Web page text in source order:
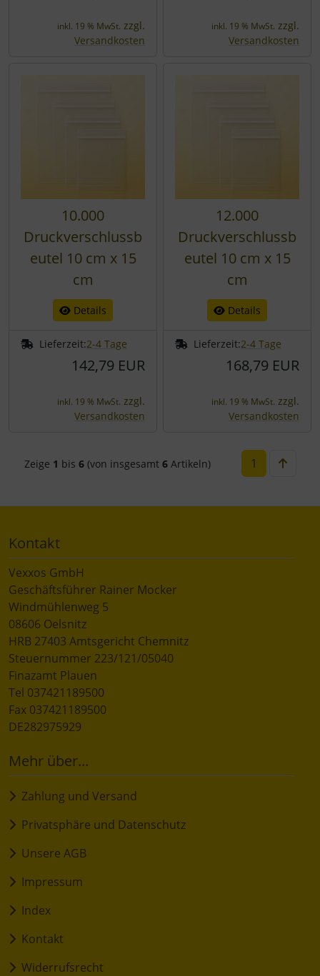
inkl. 19 % MwSt. zzgl.
Versandkosten
inkl. 19 % MwSt. zzgl.
Versandkosten
10.000
Druckverschlussb
eutel 10 cm x 15
cm
Details
Lieferzeit:2-4 Tage
142,79 EUR
inkl. 19 % MwSt. zzgl.
Versandkosten
12.000
Druckverschlussb
eutel 10 cm x 15
cm
Details
Lieferzeit:2-4 Tage
168,79 EUR
inkl. 19 % MwSt. zzgl.
Versandkosten
Zeige 1 bis 6(von insgesamt 6Artikeln) 1
Kontakt
Vexxos GmbH
Geschäftsführer Rainer Mocker
Windmühlenweg 5
08606 Oelsnitz
HRB 27403 Amtsgericht Chemnitz
Steuernummer 223/121/05040
Finazamt Plauen
Tel 037421189500
Fax 037421189500
DE282975929
Mehr über...
Zahlung und Versand
Privatsphäre und Datenschutz
Unsere AGB
Impressum
Index
Kontakt
Widerrufsrecht